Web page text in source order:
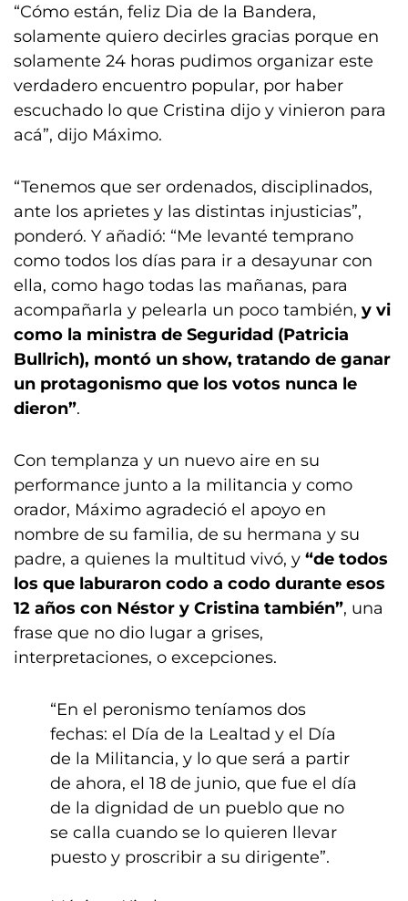
“Cómo están, feliz Dia de la Bandera,
solamente quiero decirles gracias porque en
solamente 24 horas pudimos organizar este
verdadero encuentro popular, por haber
escuchado lo que Cristina dijo y vinieron para
acá”, dijo Máximo.
“Tenemos que ser ordenados, disciplinados,
ante los aprietes y las distintas injusticias”,
ponderó. Y añadió: “Me levanté temprano
como todos los días para ir a desayunar con
ella, como hago todas las mañanas, para
acompañarla y pelearla un poco también, y vi
como la ministra de Seguridad (Patricia
Bullrich), montó un show, tratando de ganar
un protagonismo que los votos nunca le
dieron”.
Con templanza y un nuevo aire en su
performance junto a la militancia y como
orador, Máximo agradeció el apoyo en
nombre de su familia, de su hermana y su
padre, a quienes la multitud vivó, y “de todos
los que laburaron codo a codo durante esos
12 años con Néstor y Cristina también”, una
frase que no dio lugar a grises,
interpretaciones, o excepciones.
“En el peronismo teníamos dos
fechas: el Día de la Lealtad y el Día
de la Militancia, y lo que será a partir
de ahora, el 18 de junio, que fue el día
de la dignidad de un pueblo que no
se calla cuando se lo quieren llevar
puesto y proscribir a su dirigente”.